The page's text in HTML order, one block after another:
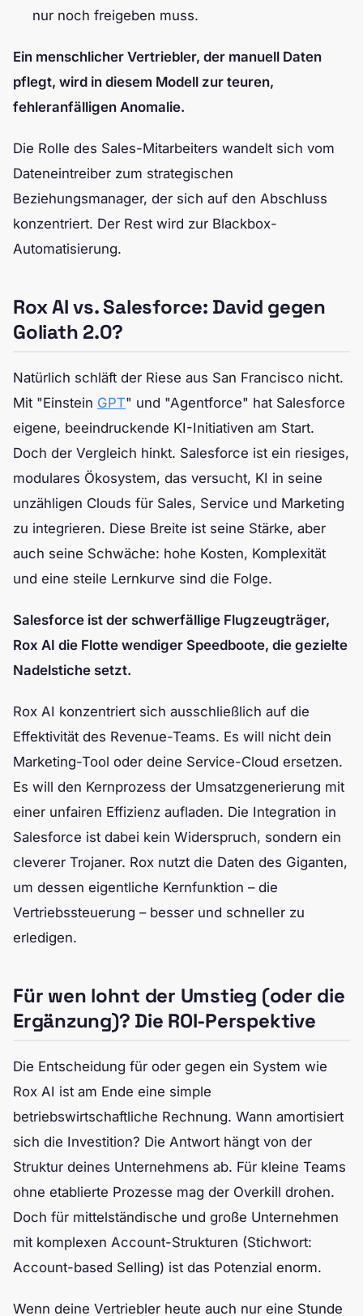
nur noch freigeben muss.
Ein menschlicher Vertriebler, der manuell Daten
pflegt, wird in diesem Modell zur teuren,
fehleranfälligen Anomalie.
Die Rolle des Sales-Mitarbeiters wandelt sich vom
Dateneintreiber zum strategischen
Beziehungsmanager, der sich auf den Abschluss
konzentriert. Der Rest wird zur Blackbox-
Automatisierung.
Rox AI vs. Salesforce: David gegen
Goliath 2.0?
Natürlich schläft der Riese aus San Francisco nicht.
Mit "Einstein GPT" und "Agentforce" hat Salesforce
eigene, beeindruckende KI-Initiativen am Start.
Doch der Vergleich hinkt. Salesforce ist ein riesiges,
modulares Ökosystem, das versucht, KI in seine
unzähligen Clouds für Sales, Service und Marketing
zu integrieren. Diese Breite ist seine Stärke, aber
auch seine Schwäche: hohe Kosten, Komplexität
und eine steile Lernkurve sind die Folge.
Salesforce ist der schwerfällige Flugzeugträger,
Rox AI die Flotte wendiger Speedboote, die gezielte
Nadelstiche setzt.
Rox AI konzentriert sich ausschließlich auf die
Effektivität des Revenue-Teams. Es will nicht dein
Marketing-Tool oder deine Service-Cloud ersetzen.
Es will den Kernprozess der Umsatzgenerierung mit
einer unfairen Effizienz aufladen. Die Integration in
Salesforce ist dabei kein Widerspruch, sondern ein
cleverer Trojaner. Rox nutzt die Daten des Giganten,
um dessen eigentliche Kernfunktion – die
Vertriebssteuerung – besser und schneller zu
erledigen.
Für wen lohnt der Umstieg (oder die
Ergänzung)? Die ROI-Perspektive
Die Entscheidung für oder gegen ein System wie
Rox AI ist am Ende eine simple
betriebswirtschaftliche Rechnung. Wann amortisiert
sich die Investition? Die Antwort hängt von der
Struktur deines Unternehmens ab. Für kleine Teams
ohne etablierte Prozesse mag der Overkill drohen.
Doch für mittelständische und große Unternehmen
mit komplexen Account-Strukturen (Stichwort:
Account-based Selling) ist das Potenzial enorm.
Wenn deine Vertriebler heute auch nur eine Stunde